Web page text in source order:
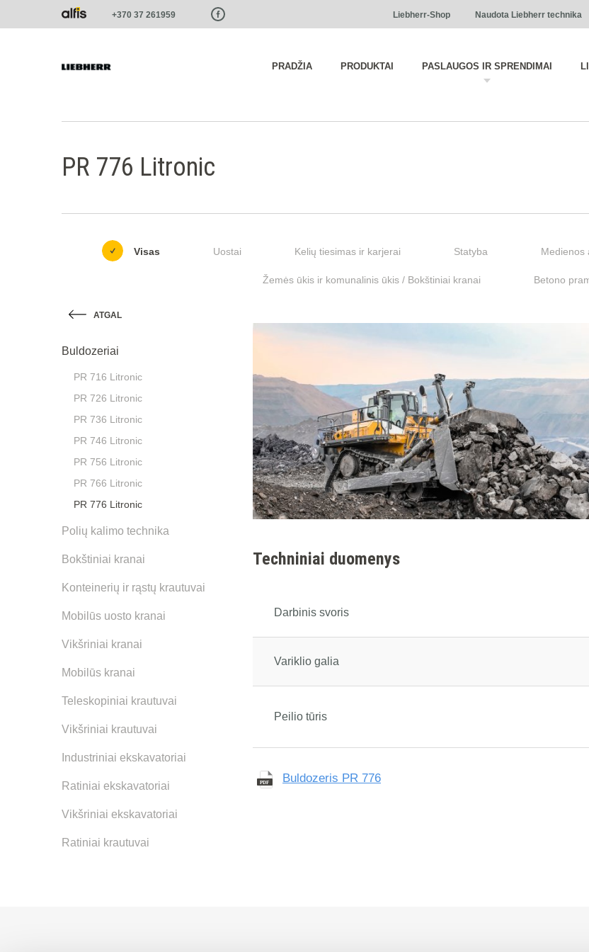
Paste this code as high in the of the page as possible:
+370 37 261959 Liebherr-Shop Naudota Liebherr technika
PRADŽIA PRODUKTAI PASLAUGOS IR SPRENDIMAI
PR 776 Litronic
Visas Uostai Kelių tiesimas ir karjerai Statyba Medienos
Žemės ūkis ir komunalinis ūkis / Bokštiniai kranai Betono
ATGAL
Buldozeriai
PR 716 Litronic
PR 726 Litronic
PR 736 Litronic
PR 746 Litronic
PR 756 Litronic
PR 766 Litronic
PR 776 Litronic
Polių kalimo technika
Bokštiniai kranai
Konteinerių ir rąstų krautuvai
Mobilūs uosto kranai
Vikšriniai kranai
Mobilūs kranai
Teleskopiniai krautuvai
Vikšriniai krautuvai
Industriniai ekskavatoriai
Ratiniai ekskavatoriai
Vikšriniai ekskavatoriai
Ratiniai krautuvai
Techniniai duomenys
Darbinis svoris
Variklio galia
Peilio tūris
Buldozeris PR 776